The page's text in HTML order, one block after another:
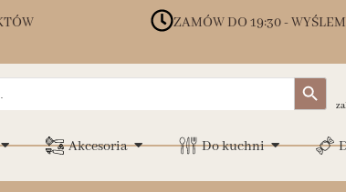
ZAMÓW DO 19:30 -
Search Button
Akcesoria Do kuchni